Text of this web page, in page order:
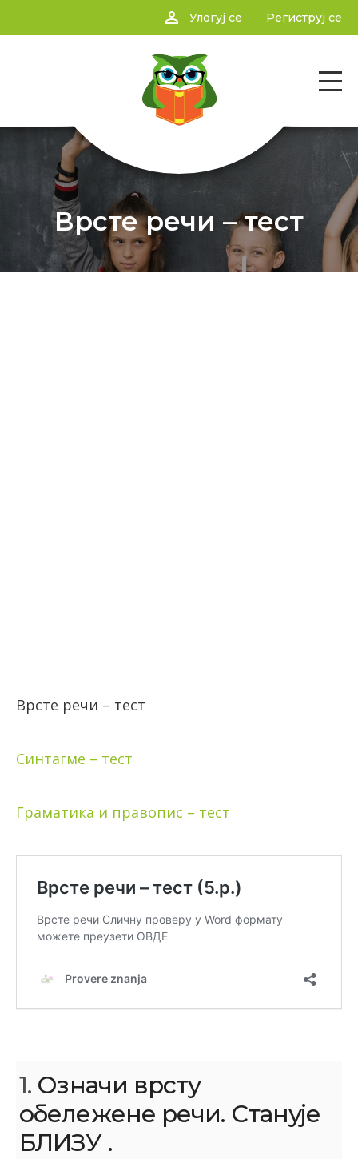
person_outline Улогуј се Региструј се
Врсте речи – тест
Врсте речи – тест
Синтагме – тест
Граматика и правопис – тест
1. Означи врсту
обележене речи. Станује
БЛИЗУ .